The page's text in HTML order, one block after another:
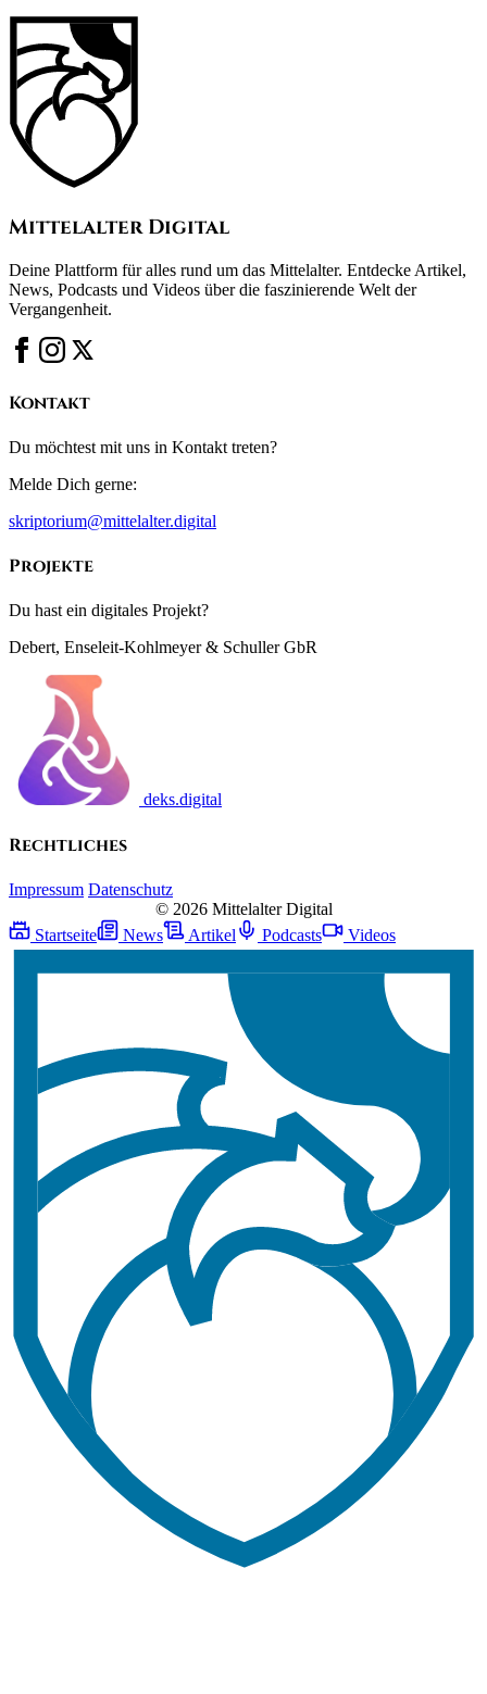
Mittelalter Digital
Deine Plattform für alles rund um das Mittelalter. Entdecke Artikel,
News, Podcasts und Videos über die faszinierende Welt der
Vergangenheit.
Kontakt
Du möchtest mit uns in Kontakt treten?
Melde Dich gerne:
skriptorium@mittelalter.digital
Projekte
Du hast ein digitales Projekt?
Debert, Enseleit-Kohlmeyer & Schuller GbR
deks.digital
Rechtliches
Impressum Datenschutz
© 2026 Mittelalter Digital
Startseite
News Artikel Podcasts Videos